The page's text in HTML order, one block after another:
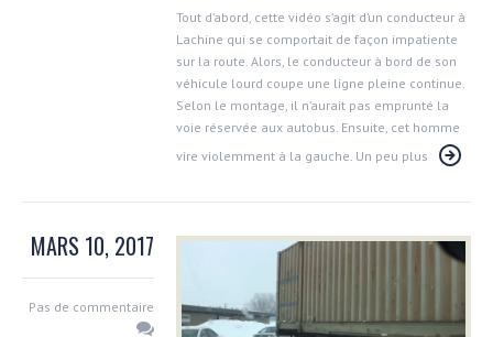
Tout d’abord, cette vidéo s’agit d’un conducteur à
Lachine qui se comportait de façon impatiente
sur la route. Alors, le conducteur à bord de son
véhicule lourd coupe une ligne pleine continue.
Selon le montage, il n’aurait pas emprunté la
voie réservée aux autobus. Ensuite, cet homme
vire violemment à la gauche. Un peu plus
MARS 10, 2017
Pas de commentaire